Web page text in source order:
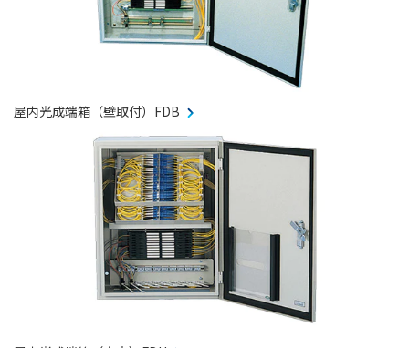
屋内光成端箱（壁取付）FDB